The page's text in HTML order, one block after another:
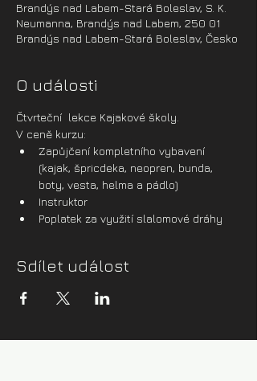
Brandýs nad Labem-Stará Boleslav, S. K.
Neumanna, Brandýs nad Labem, 250 01
Brandýs nad Labem-Stará Boleslav, Česko
O události
Čtvrteční  lekce Kajakové školy.
V ceně kurzu:
Zapůjčení kompletního vybavení
(kajak, špricdeka, neopren, bunda,
boty, vesta, helma a pádlo)
Instruktor
Poplatek za využití slalomové dráhy
Sdílet událost